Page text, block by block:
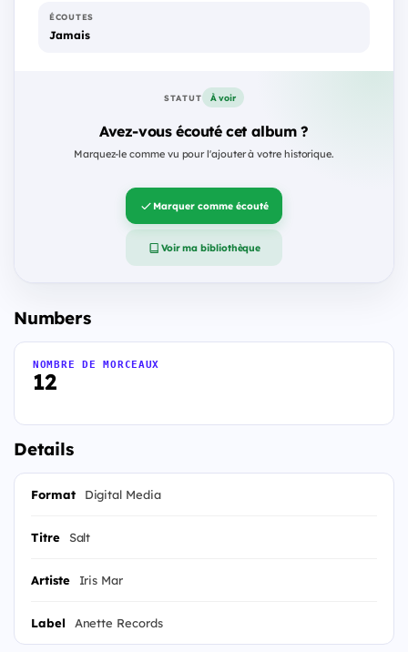
ÉCOUTES
Jamais
STATUT À voir
Avez-vous écouté cet album ?
Marquez-le comme vu pour l'ajouter à votre historique.
Marquer comme écouté
Voir ma bibliothèque
Numbers
12
NOMBRE DE MORCEAUX
Details
Format Digital Media
Titre Salt
Artiste Iris Mar
Label Anette Records